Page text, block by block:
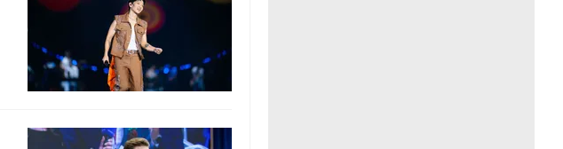
Shorts video
Podcast
EMagazine
Photo